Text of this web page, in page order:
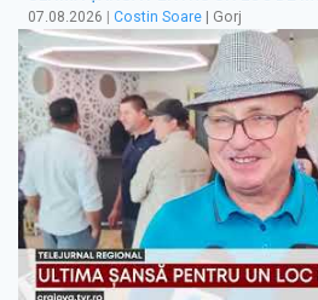
07.08.2026 | Costin Soare | Gorj